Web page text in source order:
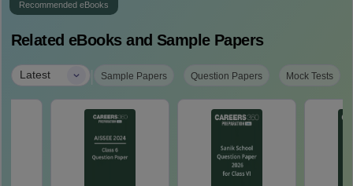
Recommended eBooks
Related eBooks and Sample Papers
Latest | Sample Papers Question Papers Mock Tests